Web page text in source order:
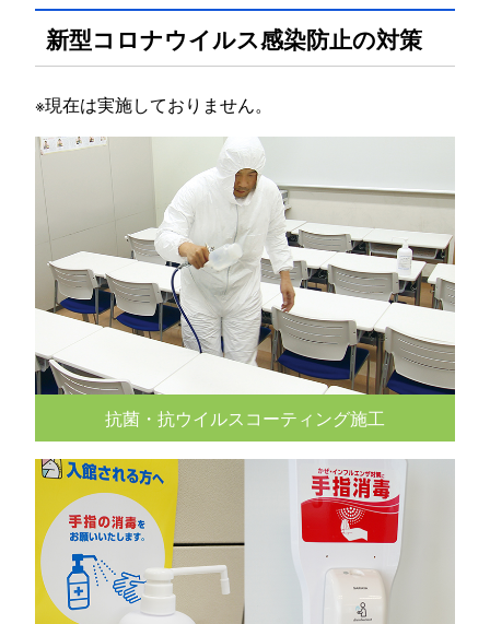
新型コロナウイルス感染防止の対策
※現在は実施しておりません。
抗菌・抗ウイルスコーティング施工